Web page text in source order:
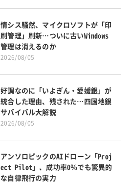
情シス騒然、マイクロソフトが「印
刷管理」刷新…ついに古いWindows
管理は消えるのか
2026/08/05
好調なのに「いよぎん・愛媛銀」が
統合した理由、残された…四国地銀
サバイバル大解説
2026/08/05
アンソロピックのAIドローン「Proj
ect Pilot」、成功率0％でも驚異的
な自律飛行の実力